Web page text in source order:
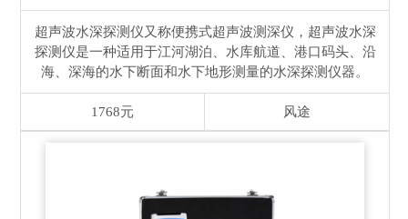
超声波水深探测仪又称便携式超声波测深仪，超声波水深
探测仪是一种适用于江河湖泊、水库航道、港口码头、沿
海、深海的水下断面和水下地形测量的水深探测仪器。
1768元 风途